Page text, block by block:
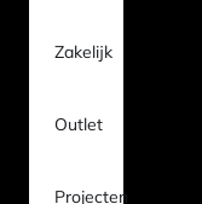
Zakelijk
Outlet
Projecten